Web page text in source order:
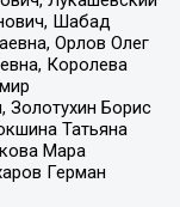
Шабад
Орлов Олег
Королева
Золотухин Борис
Татьяна
Мара
Герман